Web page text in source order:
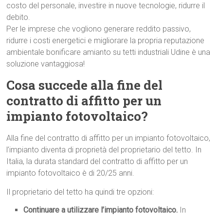
costo del personale, investire in nuove tecnologie, ridurre il
debito.
Per le imprese che vogliono generare reddito passivo,
ridurre i costi energetici e migliorare la propria reputazione
ambientale bonificare amianto su tetti industriali Udine è una
soluzione vantaggiosa!
Cosa succede alla fine del
contratto di affitto per un
impianto fotovoltaico?
Alla fine del contratto di affitto per un impianto fotovoltaico,
l’impianto diventa di proprietà del proprietario del tetto. In
Italia, la durata standard del contratto di affitto per un
impianto fotovoltaico è di 20/25 anni.
Il proprietario del tetto ha quindi tre opzioni:
Continuare a utilizzare l’impianto fotovoltaico. In